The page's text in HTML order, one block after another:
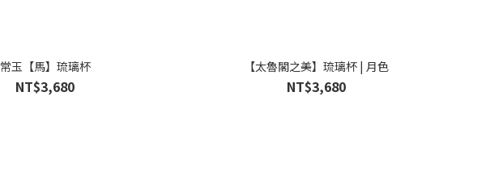
常玉【馬】琉璃杯
NT$3,680
【太魯閣之美】琉璃杯 | 月色
NT$3,680